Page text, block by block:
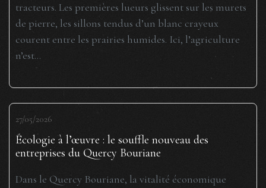
tracteurs. Les premières lueurs glissent sur les murets
de pierre, les sillons tendus d’un blanc crayeux
courent entre les prairies humides. Ici, l’agriculture
n’est...
27/05/2026
Écologie à l’œuvre : le souffle nouveau des
entreprises du Quercy Bouriane
Dans le Quercy Bouriane, la vitalité économique